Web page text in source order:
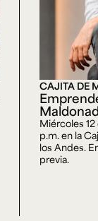
CAJITA DE
Miércoles
p.m. en la
los Andes.
previa.